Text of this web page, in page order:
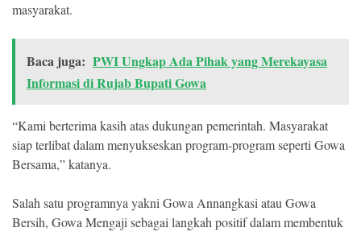
masyarakat.
Baca juga: PWI Ungkap Ada Pihak yang Merekayasa
Informasi di Rujab Bupati Gowa
“Kami berterima kasih atas dukungan pemerintah. Masyarakat
siap terlibat dalam menyukseskan program-program seperti Gowa
Bersama,” katanya.
Salah satu programnya yakni Gowa Annangkasi atau Gowa
Bersih, Gowa Mengaji sebagai langkah positif dalam membentuk